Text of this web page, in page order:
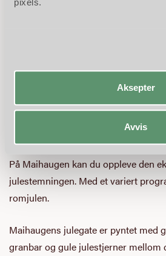
Aksepter
Avvis
Julen på Maihaugen er noe helt
På Maihaugen kan du oppleve den
julestemningen. Med et variert
romjulen.
Maihaugens julegate er pyntet med
granbar og gule julestjerner mellom